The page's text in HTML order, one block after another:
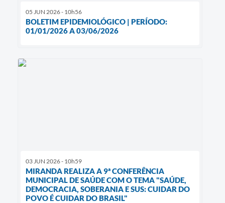
05 JUN 2026 - 10h56
BOLETIM EPIDEMIOLÓGICO | PERÍODO:
01/01/2026 A 03/06/2026
03 JUN 2026 - 10h59
MIRANDA REALIZA A 9ª CONFERÊNCIA
MUNICIPAL DE SAÚDE COM O TEMA "SAÚDE,
DEMOCRACIA, SOBERANIA E SUS: CUIDAR DO
POVO É CUIDAR DO BRASIL"